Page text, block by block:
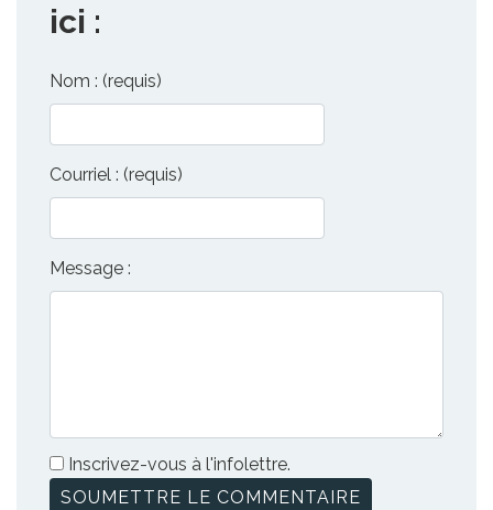
ici :
Nom : (requis)
Courriel : (requis)
Message :
Inscrivez-vous à l'infolettre.